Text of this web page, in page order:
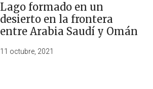
Lago formado en un
desierto en la frontera
entre Arabia Saudí y Omán
11 octubre, 2021